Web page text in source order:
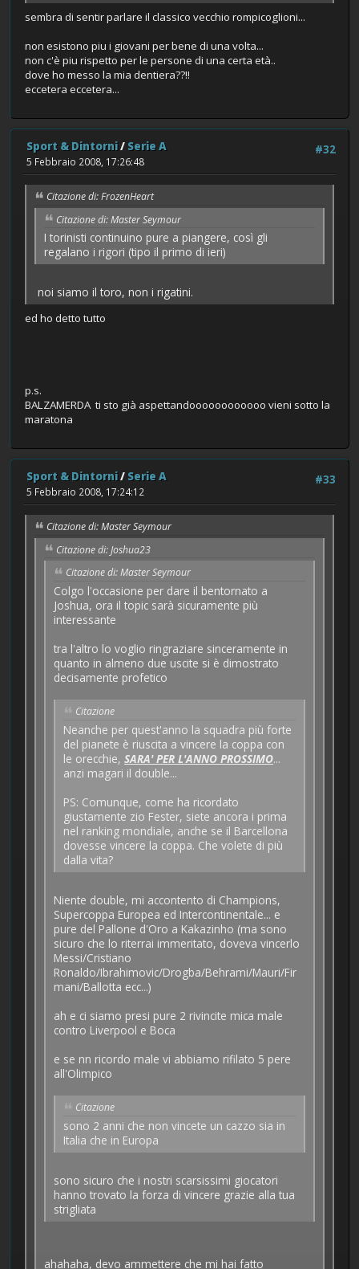
sembra di sentir parlare il classico vecchio rompicoglioni...
non esistono piu i giovani per bene di una volta...
non c'è piu rispetto per le persone di una certa età..
dove ho messo la mia dentiera??!!
eccetera eccetera...
#32
Sport & Dintorni/ Serie A
5 Febbraio 2008, 17:26:48
Citazione di: FrozenHeart
Citazione di: Master Seymour
I torinisti continuino pure a piangere, così gli
regalano i rigori (tipo il primo di ieri)
noi siamo il toro, non i rigatini.
ed ho detto tutto
p.s.
BALZAMERDA ti sto già aspettandoooooooooooo vieni sotto la
maratona
#33
Sport & Dintorni/ Serie A
5 Febbraio 2008, 17:24:12
Citazione di: Master Seymour
Citazione di: Joshua23
Citazione di: Master Seymour
Colgo l'occasione per dare il bentornato a
Joshua, ora il topic sarà sicuramente più
interessante
tra l'altro lo voglio ringraziare sinceramente in
quanto in almeno due uscite si è dimostrato
decisamente profetico
Citazione
Neanche per quest'anno la squadra più forte
del pianete è riuscita a vincere la coppa con
le orecchie, SARA' PER L'ANNO PROSSIMO...
anzi magari il double...
PS: Comunque, come ha ricordato
giustamente zio Fester, siete ancora i prima
nel ranking mondiale, anche se il Barcellona
dovesse vincere la coppa. Che volete di più
dalla vita?
Niente double, mi accontento di Champions,
Supercoppa Europea ed Intercontinentale... e
pure del Pallone d'Oro a Kakazinho (ma sono
sicuro che lo riterrai immeritato, doveva vincerlo
Messi/Cristiano
Ronaldo/Ibrahimovic/Drogba/Behrami/Mauri/Fir
mani/Ballotta ecc...)
ah e ci siamo presi pure 2 rivincite mica male
contro Liverpool e Boca
e se nn ricordo male vi abbiamo rifilato 5 pere
all'Olimpico
Citazione
sono 2 anni che non vincete un cazzo sia in
Italia che in Europa
sono sicuro che i nostri scarsissimi giocatori
hanno trovato la forza di vincere grazie alla tua
strigliata
ahahaha, devo ammettere che mi hai fatto